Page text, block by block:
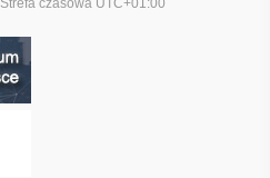
Strefa czasowa UTC+01:00